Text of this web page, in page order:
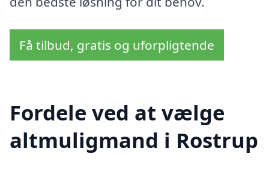
Få tilbud, gratis og uforpligtende
Fordele ved at vælge
altmuligmand i Rostrup